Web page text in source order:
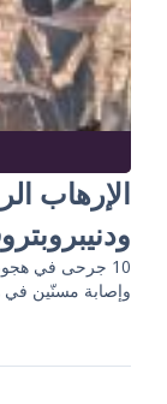
الإرهاب
10 جرحى في
وإصابة مسنّين